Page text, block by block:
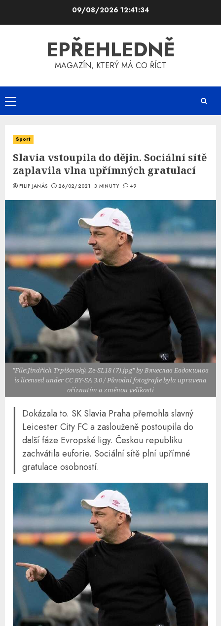
09/08/2026 12:41:35
EPŘEHLEDNĚ
MAGAZÍN, KTERÝ MÁ CO ŘÍCT
Primary
Menu
Sport
Slavia vstoupila do dějin. Sociální sítě
zaplavila vlna upřímných gratulací
FILIP JANÁS 26/02/2021 3 MINUTY 49
"File:Jindřich Trpišovský, Ze-SL18 (7).jpg" by Вячеслав Евдокимов
is licensed under CC BY-SA 3.0 / Původní fotografie byla upravena
oříznutím a změnou velikosti
Dokázala to. SK Slavia Praha přemohla slavný
Leicester City FC a zaslouženě postoupila do
další fáze Evropské ligy. Českou republiku
zachvátila euforie. Sociální sítě plní upřímné
gratulace osobností.